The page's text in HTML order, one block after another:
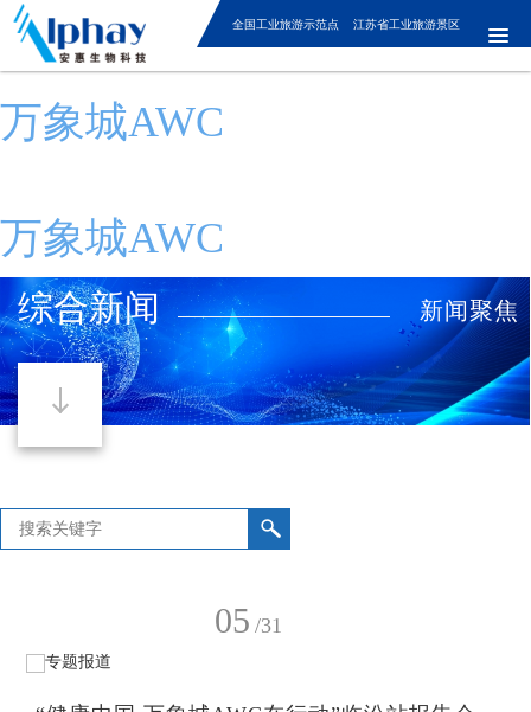
万象城AWC
万象城AWC
全国工业旅游示范点 江苏省工业旅游景区
综合新闻 新闻聚焦
05 /31